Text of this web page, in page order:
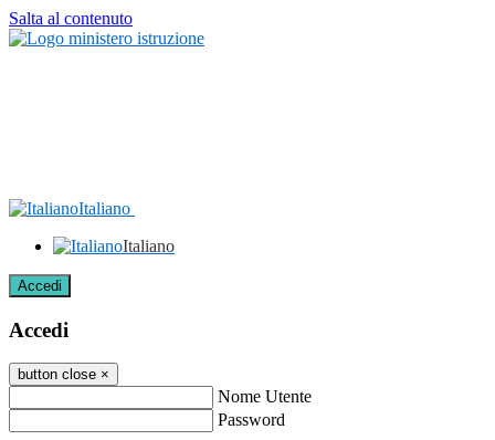
Salta al contenuto
Italiano
Italiano
Accedi
Accedi
button close ×
Nome Utente
Password